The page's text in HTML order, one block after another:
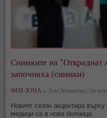
Снимките на "Откраднат
започнаха (снимки)
ФЕН ЗОНА » Ани Атанасова | 26
Новият сезон акцентира
медици са в нова болница